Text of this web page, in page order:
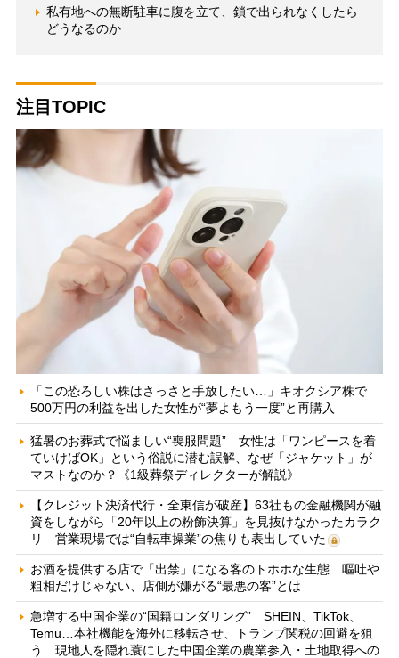
私有地への無断駐車に腹を立て、鎖で出られなくしたら
どうなるのか
注目TOPIC
「この恐ろしい株はさっさと手放したい…」キオクシア株で
500万円の利益を出した女性が“夢よもう一度”と再購入
猛暑のお葬式で悩ましい“喪服問題” 女性は「ワンピースを着
ていけばOK」という俗説に潜む誤解、なぜ「ジャケット」が
マストなのか？《1級葬祭ディレクターが解説》
【クレジット決済代行・全東信が破産】63社もの金融機関が融
資をしながら「20年以上の粉飾決算」を見抜けなかったカラク
リ 営業現場では“自転車操業”の焦りも表出していた
お酒を提供する店で「出禁」になる客のトホホな生態 嘔吐や
粗相だけじゃない、店側が嫌がる“最悪の客”とは
急増する中国企業の“国籍ロンダリング” SHEIN、TikTok、
Temu…本社機能を海外に移転させ、トランプ関税の回避を狙
う 現地人を隠れ蓑にした中国企業の農業参入・土地取得への